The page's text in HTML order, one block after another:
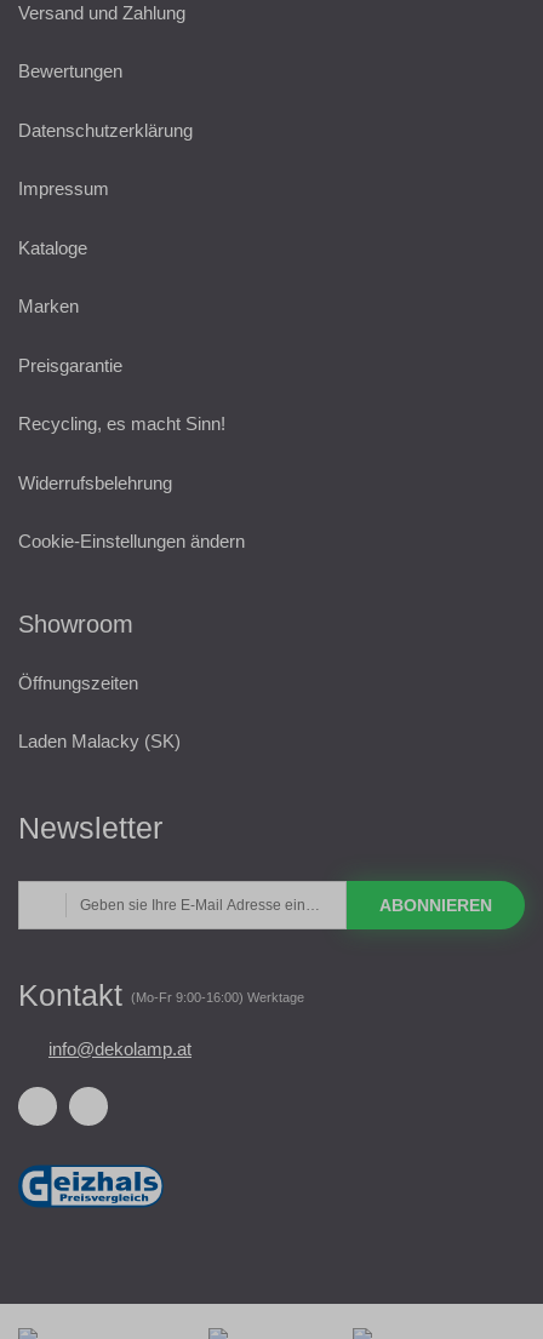
Versand und Zahlung
Bewertungen
Datenschutzerklärung
Impressum
Kataloge
Marken
Preisgarantie
Recycling, es macht Sinn!
Widerrufsbelehrung
Cookie-Einstellungen ändern
Showroom
Öffnungszeiten
Laden Malacky (SK)
Newsletter
ABONNIEREN
Kontakt (Mo-Fr 9:00-16:00) Werktage
info@dekolamp.at